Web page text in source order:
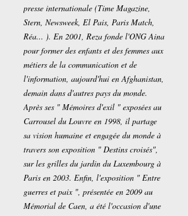
presse internationale (Time Magazine,
Stern, Newsweek, El Pais, Paris Match,
Réa... ). En 2001, Reza fonde l'ONG Aina
pour former des enfants et des femmes aux
métiers de la communication et de
l'information, aujourd'hui en Afghanistan,
demain dans d'autres pays du monde.
Après ses " Mémoires d'exil " exposées au
Carrousel du Louvre en 1998, il partage
sa vision humaine et engagée du monde à
travers son exposition " Destins croisés",
sur les grilles du jardin du Luxembourg à
Paris en 2003. Enfin, l'exposition " Entre
guerres et paix ", présentée en 2009 au
Mémorial de Caen, a été l'occasion d'une